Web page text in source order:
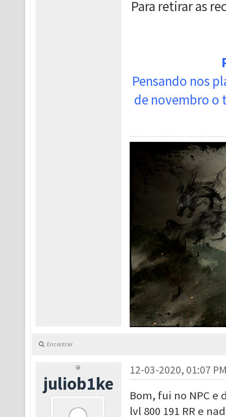
Para retirar as
Pensando nos
de novembro o
Encontrar
juliob1ke
12-03-2020, 01:07
Bom, fui no NPC
lvl 800 191 RR e